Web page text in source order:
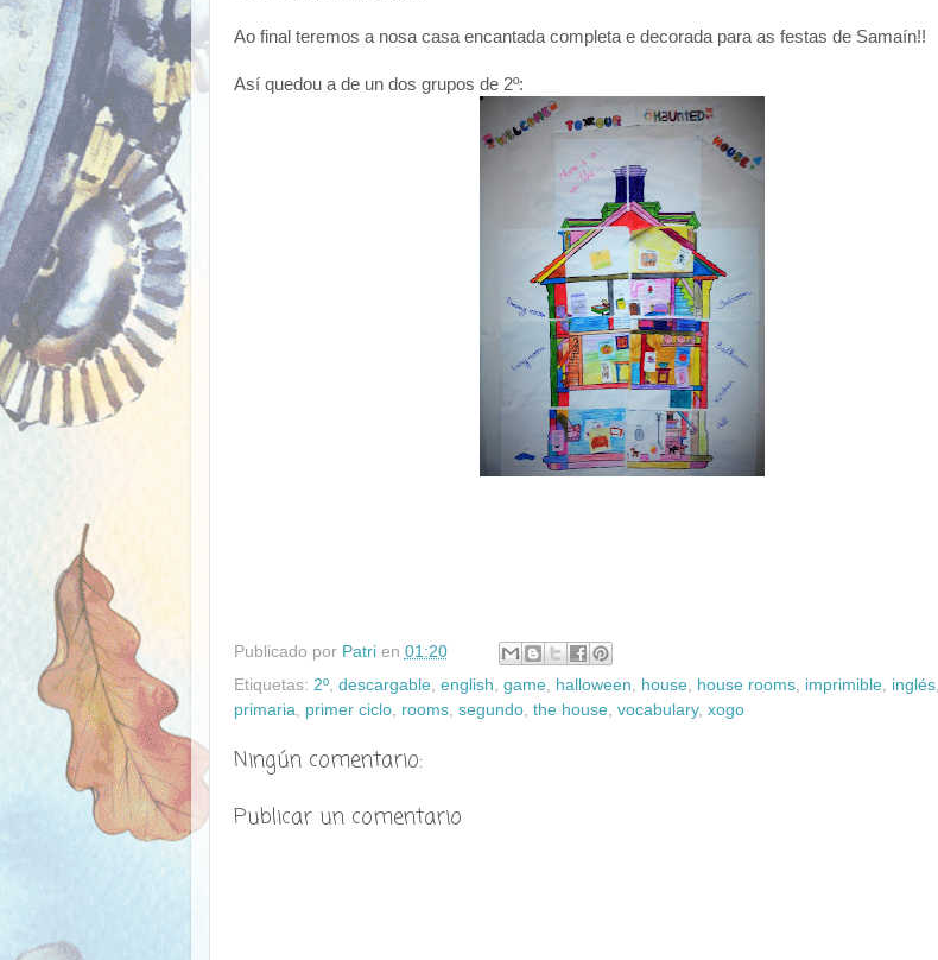
Ao final teremos a nosa casa encantada completa e decorada para as festas de Samaín!!
Así quedou a de un dos grupos de 2º:
Publicado por Patri en 01:20
Etiquetas: 2º, descargable, english game, halloween house, house rooms, imprimible, inglés,
primaria
primer ciclo, rooms, segundo, the house, vocabulary, xogo
Ningún comentario:
Publicar un comentario